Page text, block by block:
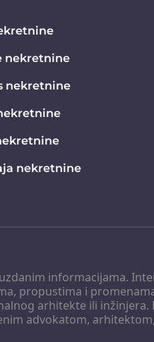
informacijama.
propustima i
arhitekte ili inžinjera.
advokatom,
nekretnine
nekretnine
nekretnine